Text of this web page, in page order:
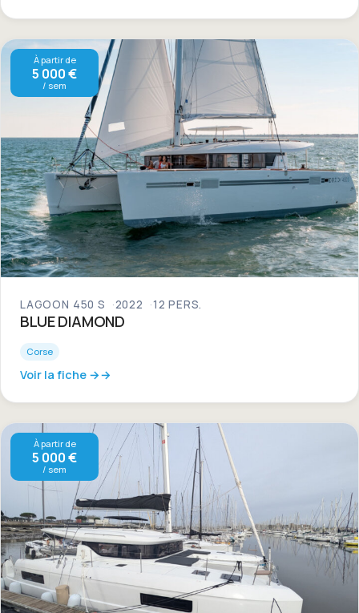
À partir de
5 000 €
/ sem
LAGOON 450 S 2022 12 PERS.
BLUE DIAMOND
Corse
Voir la fiche →
À partir de
5 000 €
/ sem